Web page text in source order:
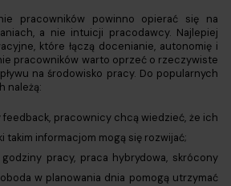
pracowników powinno opierać się na
a nie intuicji pracodawcy. Najlepiej
które łączą docenianie, autonomię i
pracowników warto oprzeć o rzeczywiste
na środowisko pracy. Do popularnych
należą:
pracownicy chcą wiedzieć, że ich
takim informacjom mogą się rozwijać;
pracy, praca hybrydowa, skrócony
w planowania dnia pomogą utrzymać